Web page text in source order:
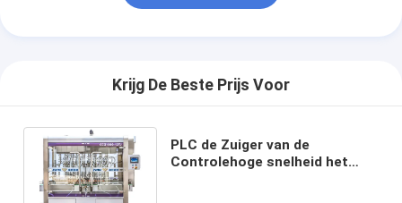
Krijg De Beste Prijs Voor
PLC de Zuiger van de
Controlehoge snelheid het